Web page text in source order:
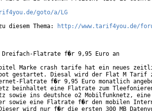
goto/a/LG
diesem Thema:
http://www.tarif4you.de/
Flatrate f�r 9,95 Euro an
Marke crash tarife hat ein neues
gestartet. Diesal wird der Flat M Tarif
Flatrate f�r 9,95 Euro monatlich
beinhaltet eine Flatrate zum
sowie ins deutshce o2 Mobilfunknetz, eine
sowie eine Flatrate f�r den mobilen
wird nur f�r die ersten 300 MB